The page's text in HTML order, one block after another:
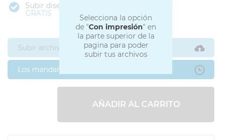
Selecciona la opción
de "Con impresión" en
la parte superior de la
pagina para poder
subir tus archivos
Subir diseño
GRATIS
Subir archivos ahora
Los mandaré después
AÑADIR AL CARRITO